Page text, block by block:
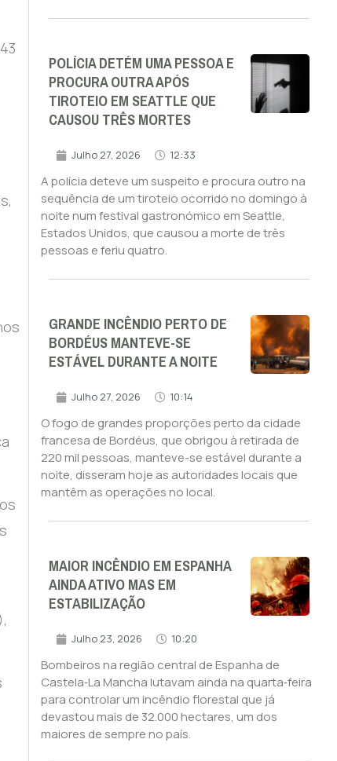
POLÍCIA DETÉM UMA PESSOA E
PROCURA OUTRA APÓS
TIROTEIO EM SEATTLE QUE
CAUSOU TRÊS MORTES
Julho 27, 2026 12:33
A polícia deteve um suspeito e procura outro na
sequência de um tiroteio ocorrido no domingo à
noite num festival gastronómico em Seattle,
Estados Unidos, que causou a morte de três
pessoas e feriu quatro.
GRANDE INCÊNDIO PERTO DE
BORDÉUS MANTEVE-SE
ESTÁVEL DURANTE A NOITE
Julho 27, 2026 10:14
O fogo de grandes proporções perto da cidade
francesa de Bordéus, que obrigou à retirada de
220 mil pessoas, manteve-se estável durante a
noite, disseram hoje as autoridades locais que
mantêm as operações no local.
MAIOR INCÊNDIO EM ESPANHA
AINDA ATIVO MAS EM
ESTABILIZAÇÃO
Julho 23, 2026 10:20
Bombeiros na região central de Espanha de
Castela‑La Mancha lutavam ainda na quarta‑feira
para controlar um incêndio florestal que já
devastou mais de 32.000 hectares, um dos
maiores de sempre no país.